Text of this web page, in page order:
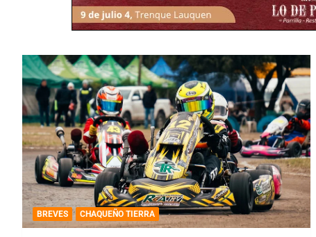
BREVES CHAQUEÑO TIERRA